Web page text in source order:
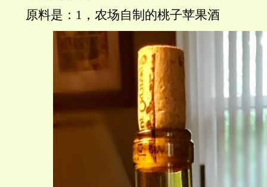
原料是：1，农场自制的桃子苹果酒